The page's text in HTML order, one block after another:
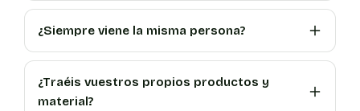
¿Siempre viene la misma persona?
¿Traéis vuestros propios productos y
material?